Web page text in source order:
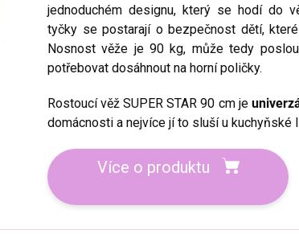
jednoduchém designu, který se hodí do
tyčky se postarají o bezpečnost dětí,
Nosnost věže je 90 kg, může tedy
potřebovat dosáhnout na horní poličky.
Rostoucí věž SUPER STAR 90 cm je
domácnosti a nejvíce jí to sluší u kuchyňské
Více o produktu